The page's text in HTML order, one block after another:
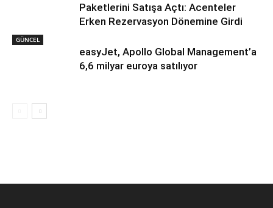
Paketlerini Satışa Açtı: Acenteler
Erken Rezervasyon Dönemine Girdi
GÜNCEL
easyJet, Apollo Global Management’a
6,6 milyar euroya satılıyor